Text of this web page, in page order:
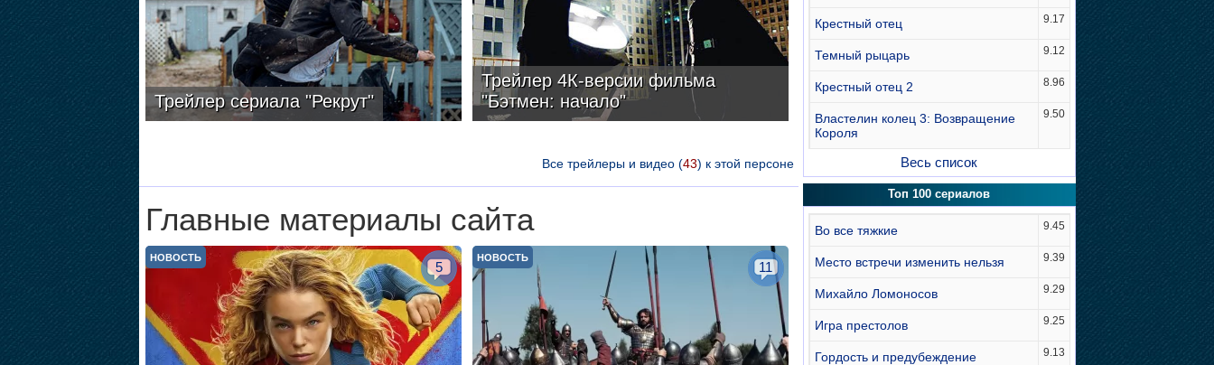
Трейлер сериала "Рекрут"
Трейлер 4К-версии фильма
"Бэтмен: начало"
Все трейлеры и видео (43) к этой персоне
Главные материалы сайта
НОВОСТЬ
5
НОВОСТЬ
11
Крестный отец 9.17
Темный рыцарь 9.12
Крестный отец 2 8.96
Властелин колец 3: Возвращение
Короля
9.50
Весь список
Топ 100 сериалов
Во все тяжкие 9.45
Место встречи изменить нельзя 9.39
Михайло Ломоносов 9.29
Игра престолов 9.25
Гордость и предубеждение 9.13